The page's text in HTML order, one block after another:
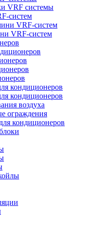
VRF системы
систем
VRF-систем
VRF-систем
кондиционеров
кондиционеров
воздуха
ограждения
кондиционеров